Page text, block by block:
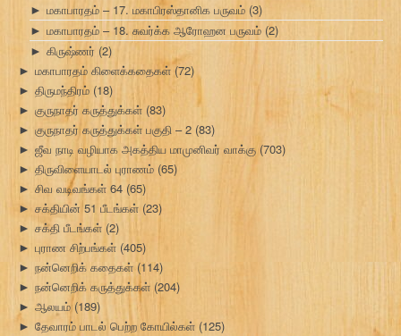
► மகாபாரதம் – 17. மகாபிரஸ்தானிக பருவம் (3)
► மகாபாரதம் – 18. சுவர்க்க ஆரோஹன பருவம் (2)
► கிருஷ்ணர் (2)
► மகாபாரதம் கிளைக்கதைகள்(72)
► திருமந்திரம் (18)
► குருநாதர் கருத்துக்கள் (83)
► குருநாதர் கருத்துக்கள் பகுதி – 2 (83)
► ஜீவ நாடி வழியாக அகத்திய மாமுனிவர் வாக்கு (703)
► திருவிளையாடல் புராணம் (65)
► சிவ வடிவங்கள் 64 (65)
► சக்தியின் 51 பீடங்கள் (23)
► சக்தி பீடங்கள் (2)
► புராண சிற்பங்கள் (405)
► நன்னெறிக் கதைகள்(114)
► நன்னெறிக் கருத்துக்கள் (204)
► ஆலயம்(189)
► தேவாரம் பாடல் பெற்ற கோயில்கள் (125)